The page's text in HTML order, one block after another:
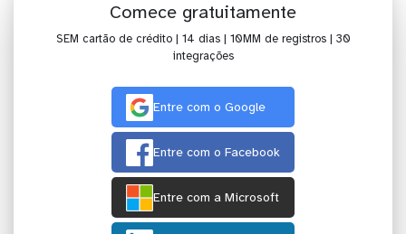
Comece gratuitamente
SEM cartão de crédito | 14 dias | 10MM de registros | 30
integrações
Entre com o Google
Entre com o Facebook
Entre com a Microsoft